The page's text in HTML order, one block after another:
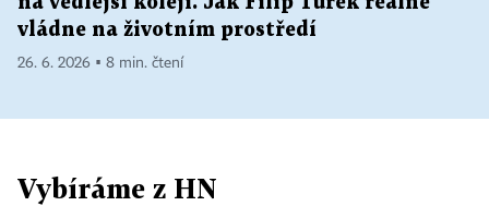
vládne na životním prostředí
26. 6. 2026 ▪ 8 min. čtení
Vybíráme z HN